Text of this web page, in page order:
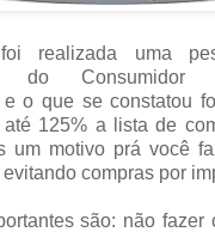
foi realizada uma
do
e o que se constatou
125% a lista de
um motivo prá você
compras por
são: não fazer